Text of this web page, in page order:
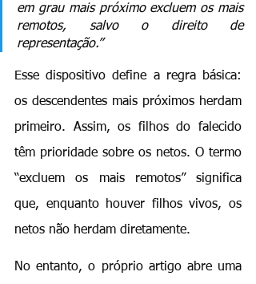
em grau mais próximo excluem os mais
remotos, salvo o direito de
representação.”
Esse dispositivo define a regra básica:
os descendentes mais próximos herdam
primeiro. Assim, os filhos do falecido
têm prioridade sobre os netos. O termo
“excluem os mais remotos” significa
que, enquanto houver filhos vivos, os
netos não herdam diretamente.
No entanto, o próprio artigo abre uma